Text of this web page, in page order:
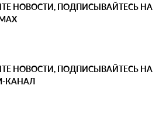
НОВОСТИ, ПОДПИСЫВАЙТЕСЬ НА
НОВОСТИ, ПОДПИСЫВАЙТЕСЬ НА
КАНАЛ